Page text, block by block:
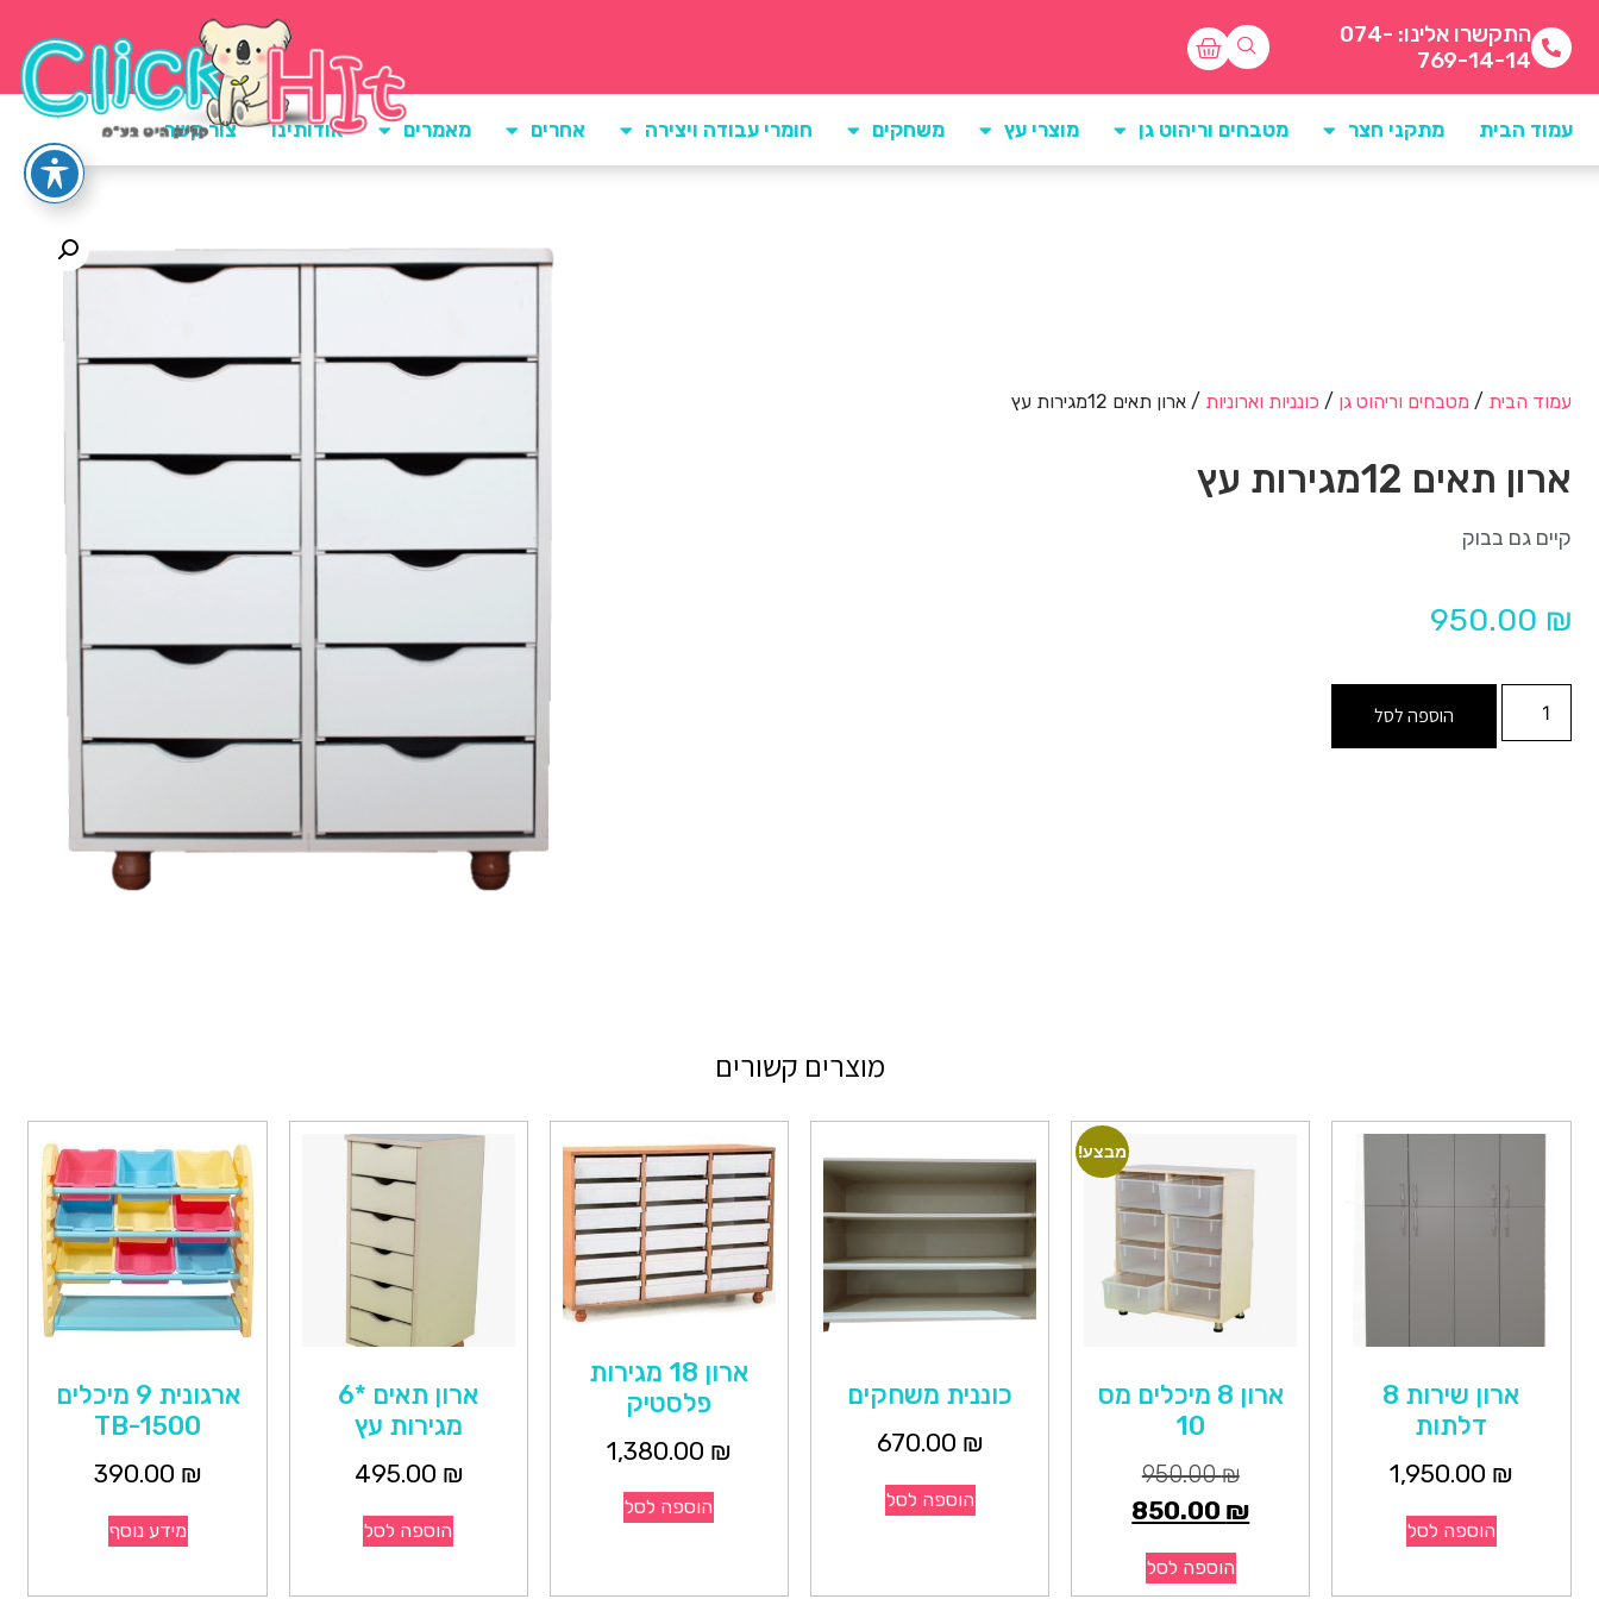
התקשרו אלינו: 074-
769-14-14
עמוד הבית מתקני חצר מטבחים וריהוט גן מוצרי עץ משחקים חומרי עבודה ויצירה אחרים מאמרים אודותינו צור קשר
עמוד הבית / מטבחים וריהוט גן / כונניות וארוניות / ארון תאים 12מגירות עץ
ארון תאים 12מגירות עץ
קיים גם בבוק
950.00 ₪
הוספה לסל
מוצרים קשורים
ארון שירות 8
דלתות
1,950.00 ₪
הוספה לסל
מבצע!
ארון 8 מיכלים מס
10
950.00₪
850.00 ₪
הוספה לסל
כוננית משחקים
670.00 ₪
הוספה לסל
ארון 18 מגירות
פלסטיק
1,380.00 ₪
הוספה לסל
ארון תאים *6
מגירות עץ
495.00 ₪
הוספה לסל
ארגונית 9 מיכלים
TB-1500
390.00 ₪
מידע נוסף